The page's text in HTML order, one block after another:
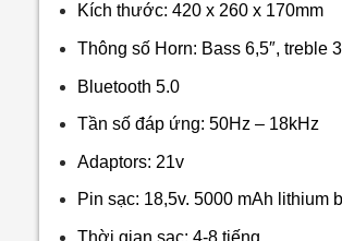
Kích thước: 420 x 260 x 170mm
Thông số Horn: Bass 6,5″, treble
Bluetooth 5.0
Tần số đáp ứng: 50Hz – 18kHz
Adaptors: 21v
Pin sạc: 18,5v. 5000 mAh lithium
Thời gian sạc: 4-8 tiếng